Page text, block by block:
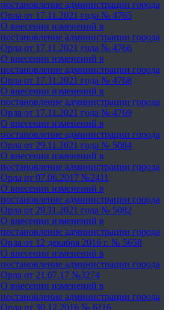
постановление администрации города
Орла от 17.11.2021 года № 4765
О внесении изменений в
постановление администрации города
Орла от 17.11.2021 года № 4766
О внесении изменений в
постановление администрации города
Орла от 17.11.2021 года № 4768
О внесении изменений в
постановление администрации города
Орла от 17.11.2021 года № 4769
О внесении изменений в
постановление администрации города
Орла от 29.11.2021 года № 5084
О внесении изменений в
постановление администрации города
Орла от 07.06.2017 №2411
О внесении изменений в
постановление администрации города
Орла от 29.11.2021 года № 5082
О внесении изменений в
постановление администрации города
Орла от 12 декабря 2016 г. № 5658
О внесении изменений в
постановление администрации города
Орла от 21.07.17 №3274
О внесении изменений в
постановление администрации города
Орла от 30.12.2016 № 6116